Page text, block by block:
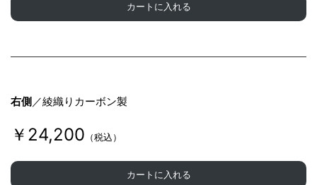
カートに入れる
右側／綾織りカーボン製
￥24,200 （税込）
カートに入れる